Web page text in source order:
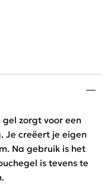
zorgt voor een
Je creëert je eigen
Na gebruik is het
is tevens te